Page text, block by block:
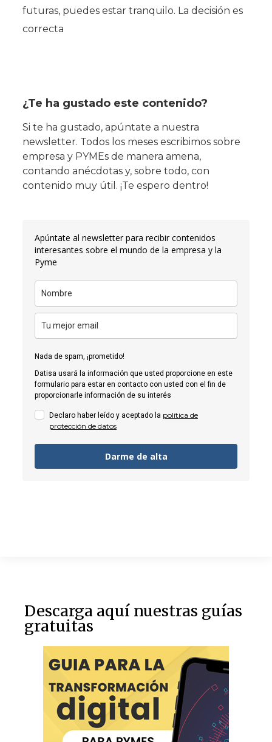
futuras, puedes estar tranquilo. La decisión es
correcta
¿Te ha gustado este contenido?
Si te ha gustado, apúntate a nuestra
newsletter. Todos los meses escribimos sobre
empresa y PYMEs de manera amena,
contando anécdotas y, sobre todo, con
contenido muy útil. ¡Te espero dentro!
Apúntate al newsletter para recibir contenidos
interesantes sobre el mundo de la empresa y la
Pyme
Nada de spam, ¡prometido!
Datisa usará la información que usted proporcione en este
formulario para estar en contacto con usted con el fin de
proporcionarle información de su interés
Declaro haber leído y aceptado la política de
protección de datos
Darme de alta
Descarga aquí nuestras guías
gratuitas